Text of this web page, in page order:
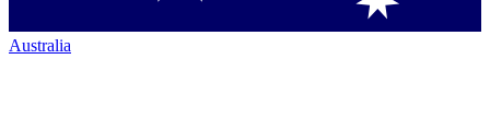
Australia